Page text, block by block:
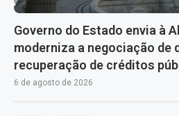
Governo do Estado envia à
moderniza a negociação de
recuperação de créditos
6 de agosto de 2026